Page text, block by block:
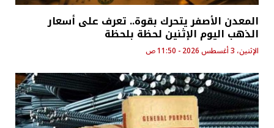
المعدن الأصفر يتحرك بقوة.. تعرف على أسعار
الذهب اليوم الإثنين لحظة بلحظة
الإثنين، 3 أغسطس 2026 - 11:50 ص